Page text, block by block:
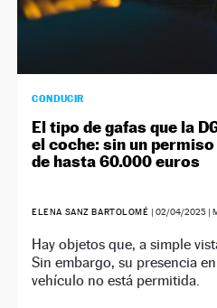
CONDUCIR
El tipo de gafas que la
el coche: sin un
de hasta 60.000 euros
ELENA SANZ BARTOLOMÉ | 02/04/2025|
Hay objetos que, a simple
Sin embargo, su presencia
vehículo no está permitida.